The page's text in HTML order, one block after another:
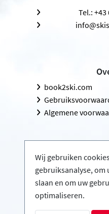
Tel.: +43
book2ski.com
Algemene
Login - Skischolen
Word partner
Wij gebruiken
gebruiksanalyse,
slaan en om uw
optimaliseren.